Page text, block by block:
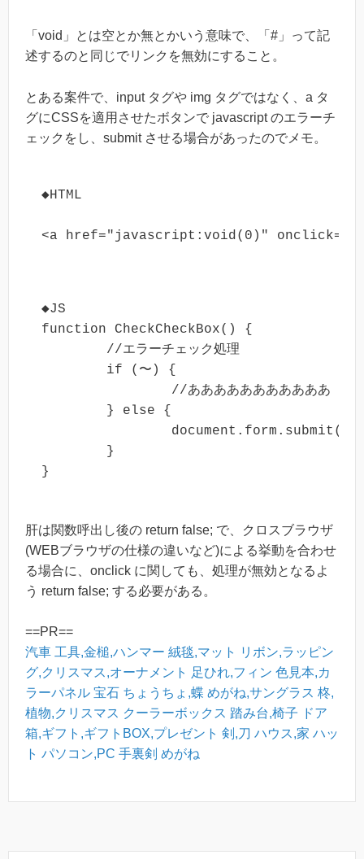
「void」とは空とか無とかいう意味で、「#」って記
述するのと同じでリンクを無効にすること。
とある案件で、input タグや img タグではなく、a タ
グにCSSを適用させたボタンで javascript のエラーチ
ェックをし、submit させる場合があったのでメモ。
◆HTML
<a href="javascript:void(0)"
◆JS
function CheckCheckBox() {
}
肝は関数呼出し後の return false; で、クロスブラウザ
(WEBブラウザの仕様の違いなど)による挙動を合わせ
る場合に、onclick に関しても、処理が無効となるよ
う return false; する必要がある。
==PR==
汽車 工具,金槌,ハンマー 絨毯,マット
リボン,ラッピン
グ,クリスマス,オーナメント 足ひれ,フィン 色見本,カ
ラーパネル 宝石 ちょうちょ,蝶 めがね,サングラス 柊,
植物,クリスマス クーラーボックス 踏み台,椅子 ドア
箱,ギフト,ギフトBOX,プレゼント 剣,刀 ハウス,家 ハッ
ト パソコン,PC 手裏剣 めがね